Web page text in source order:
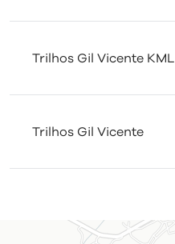
Trilhos Gil Vicente KML
Trilhos Gil Vicente